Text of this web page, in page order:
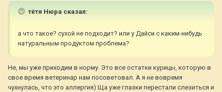
тётя Нюра сказал:
а что такое? сухой не подходит? или у Дайси с каким-нибудь
натуральным продуктом проблема?
Не, мы уже приходим в норму. Это все остатки курицы, которую в
свое время ветеринар нам посоветовал. А я не вовремя
чухнулась, что это аллергия) Ща уже глазки перестали слезиться и